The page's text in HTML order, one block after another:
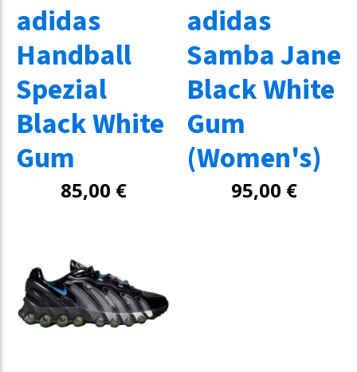
adidas
Handball
Spezial
Black White
Gum
85,00 €
adidas
Samba Jane
Black White
Gum
(Women's)
95,00 €